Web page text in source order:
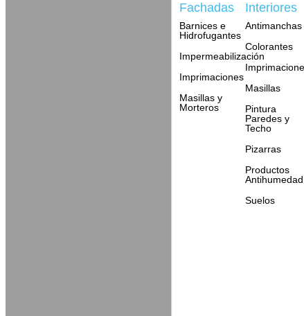
Fachadas
Barnices e
Hidrofugantes
Impermeabilización
Imprimaciones
Masillas y
Morteros
Interiores
Antimanchas
Colorantes
Masillas
Pintura
Paredes y
Techo
Pizarras
Productos
Antihumedad
Suelos